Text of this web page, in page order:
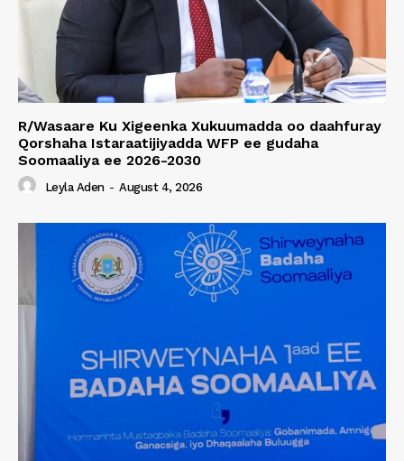
R/Wasaare Ku Xigeenka Xukuumadda oo daahfuray
Qorshaha Istaraatijiyadda WFP ee gudaha
Soomaaliya ee 2026-2030
Leyla Aden - August 4, 2026